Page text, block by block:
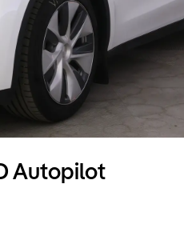
Autopilot